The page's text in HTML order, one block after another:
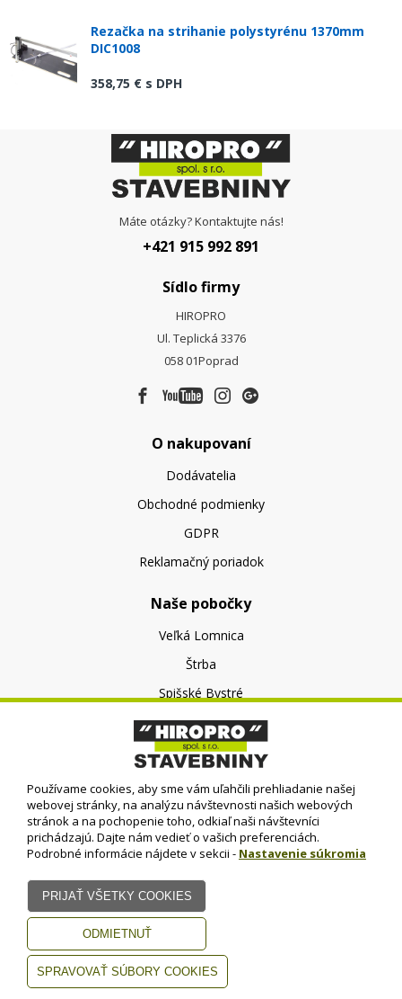
Rezačka na strihanie polystyrénu 1370mm
DIC1008
358,75 € s DPH
Máte otázky? Kontaktujte nás!
+421 915 992 891
Sídlo firmy
HIROPRO
Ul. Teplická 3376
058 01Poprad
O nakupovaní
Dodávatelia
Obchodné podmienky
GDPR
Reklamačný poriadok
Naše pobočky
Veľká Lomnica
Štrba
Spišské Bystré
O nás
O spoločnosti
Kontakt
© HIROPRO, spol. s r.o.
Všetky práva vyhradené
Používame cookies, aby sme vám uľahčili prehliadanie našej
webovej stránky, na analýzu návštevnosti našich webových
stránok a na pochopenie toho, odkiaľ naši návštevníci
prichádzajú. Dajte nám vedieť o vašich preferenciách.
Podrobné informácie nájdete v sekcii - Nastavenie súkromia
Potrebujete pomoc?